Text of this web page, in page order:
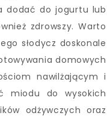
dodać do jogurtu lub
zdrowszy. Warto
słodycz doskonale
domowych
nawilżającym i
miodu do wysokich
odżywczych oraz